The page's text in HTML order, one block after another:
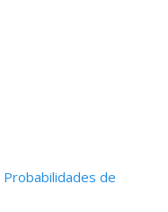
Probabilidades de